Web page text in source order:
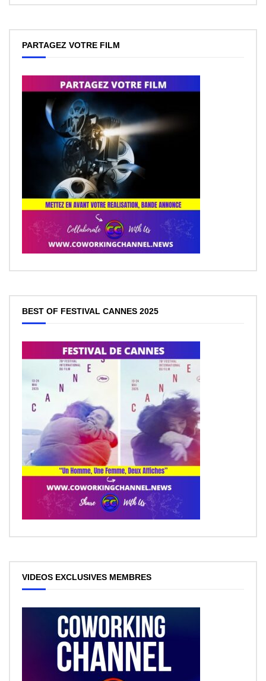
PARTAGEZ VOTRE FILM
BEST OF FESTIVAL CANNES 2025
VIDEOS EXCLUSIVES MEMBRES